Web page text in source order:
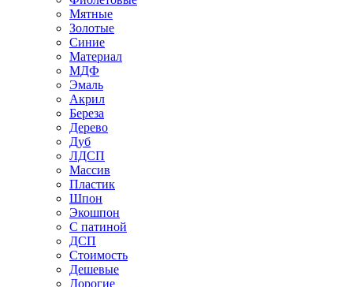
Мятные
Золотые
Синие
Материал
МДФ
Эмаль
Акрил
Береза
Дерево
Дуб
ЛДСП
Массив
Пластик
Шпон
Экошпон
С патиной
ДСП
Стоимость
Дешевые
Дорогие